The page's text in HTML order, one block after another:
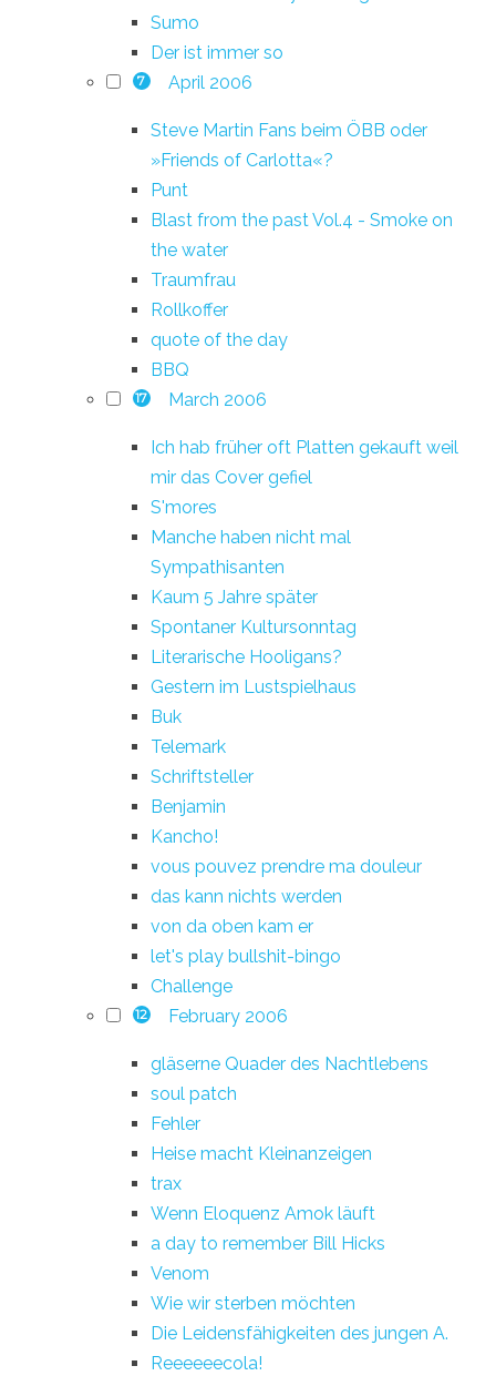
Sumo
Der ist immer so
7 April 2006
Steve Martin Fans beim ÖBB oder
»Friends of Carlotta«?
Punt
Blast from the past Vol.4 - Smoke on
the water
Traumfrau
Rollkoffer
quote of the day
BBQ
17 March 2006
Ich hab früher oft Platten gekauft weil
mir das Cover gefiel
S'mores
Manche haben nicht mal
Sympathisanten
Kaum 5 Jahre später
Spontaner Kultursonntag
Literarische Hooligans?
Gestern im Lustspielhaus
Buk
Telemark
Schriftsteller
Benjamin
Kancho!
vous pouvez prendre ma douleur
das kann nichts werden
von da oben kam er
let's play bullshit-bingo
Challenge
12 February 2006
gläserne Quader des Nachtlebens
soul patch
Fehler
Heise macht Kleinanzeigen
trax
Wenn Eloquenz Amok läuft
a day to remember Bill Hicks
Venom
Wie wir sterben möchten
Die Leidensfähigkeiten des jungen A.
Reeeeeecola!